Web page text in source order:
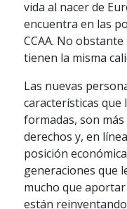
vida al nacer de
encuentra en las
CCAA. No
tienen la misma
Las nuevas
características que
formadas, son
derechos y, en
posición
generaciones que
mucho que aportar
están